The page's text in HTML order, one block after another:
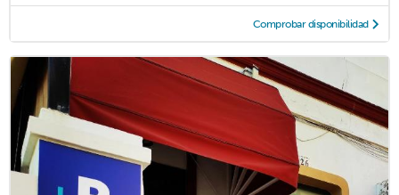
Comprobar disponibilidad